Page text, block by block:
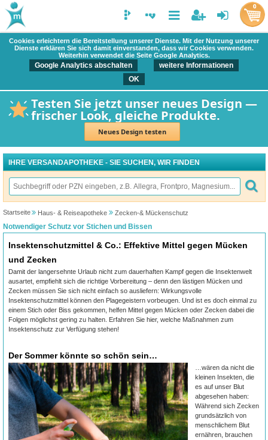
Cookies erleichtern die Bereitstellung unserer Dienste. Mit der Nutzung unserer
Dienste erklären Sie sich damit einverstanden, dass wir Cookies verwenden.
Weiterhin verwendet die Seite Google Analytics.
Google Analytics abschalten
weitere Informationen
OK
Testen Sie jetzt unser neues Design —
frischer Look, gleiche Produkte.
Neues Design testen
0
IHRE VERSANDAPOTHEKE - SIE SUCHEN, WIR FINDEN
Startseite Haus- & Reiseapotheke Zecken-& Mückenschutz
Notwendiger Schutz vor Stichen und Bissen
Insektenschutzmittel & Co.: Effektive Mittel gegen Mücken
und Zecken
Damit der langersehnte Urlaub nicht zum dauerhaften Kampf gegen die Insektenwelt
ausartet, empfiehlt sich die richtige Vorbereitung – denn den lästigen Mücken und
Zecken müssen Sie sich nicht einfach so ausliefern: Wirkungsvolle
Insektenschutzmittel können den Plagegeistern vorbeugen. Und ist es doch einmal zu
einem Stich oder Biss gekommen, helfen Mittel gegen Mücken oder Zecken dabei die
Folgen möglichst gering zu halten. Erfahren Sie hier, welche Maßnahmen zum
Insektenschutz zur Verfügung stehen!
Der Sommer könnte so schön sein…
…wären da nicht die
kleinen Insekten, die
es auf unser Blut
abgesehen haben:
Während sich Zecken
grundsätzlich von
menschlichem Blut
ernähren, brauchen